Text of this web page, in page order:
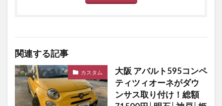
関連する記事
カスタム
大阪 アバルト595コンペ
ティツィオーネがダウ
ンサス取り付け！総額